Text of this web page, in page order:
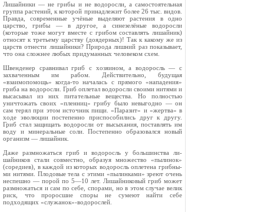
Лишайники — не грибы и не водоросли, а самостоятельная
группа растений, к которой принадлежит более 26 тыс. видов.
Правда, сов­ременные учёные выделяют растения в одно
царство, грибы — в другое, а синезелёные водо­росли
(которые тоже могут вместе с грибом со­ставлять лишайник)
относят к третьему царству (доядерных)! Так к какому же из
царств отнести лишайники? Природа лишний раз показывает,
что она сложнее любых придуманных человеком схем.
Швенденер сравнивал гриб с хозяином, а во­доросль — с
захваченным им рабом. Действи­тельно, будущая
«взаимопомощь» когда-то на­чалась с прямого «нападения»
гриба на водо­росли. Гриб оплетал водоросли своими нитями и
высасывал из них питательные вещества. Но полностью
уничтожать своих «пленниц» грибу было невы­годно — он
сам терял при этом источник пищи. «Паразит» и «жертва» в
ходе эволюции постепенно приспособились друг к другу.
Гриб стал защищать водоросли от высыхания, поставлять им
воду и минеральные соли. Постепенно обра­зовался новый
организм — лишайник.
Даже размножаться гриб и водоросль у большинства ли­
шайников стали совместно, образуя множество «пылинок»
(соредиев), в каждой из которых водоросль оплетена грибны­
ми нитями. Плодовые тела с этими «пылинками» зреют очень
неспешно — порой по 5—10 лет. Лишайниковый гриб может
размножаться и сам по себе, спорами, но в этом случае велик
риск, что проросшие споры не сумеют найти себе
подходящих «служанок»-водорослей.